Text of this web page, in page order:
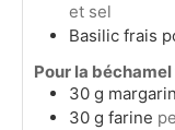
et sel
Basilic frais
Pour la
30 g
30 g farine